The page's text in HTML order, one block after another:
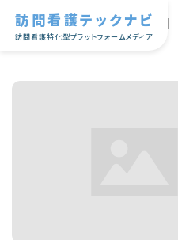
訪問看護テックナビ
訪問看護特化型プラットフォームメディア
TOP |